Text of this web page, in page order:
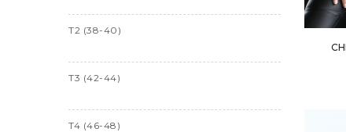
T2 (38-40)
T3 (42-44)
T4 (46-48)